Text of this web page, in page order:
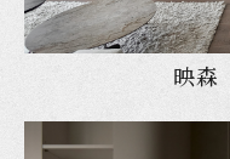
映森